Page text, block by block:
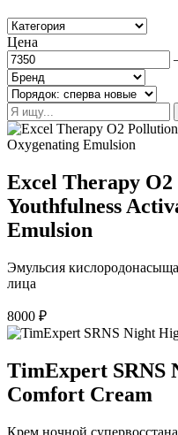
Цена
Excel Therapy
Youthfulness
Emulsion
Эмульсия
лица
8000 ₽
TimExpert SRNS
Comfort Cream
Крем ночной